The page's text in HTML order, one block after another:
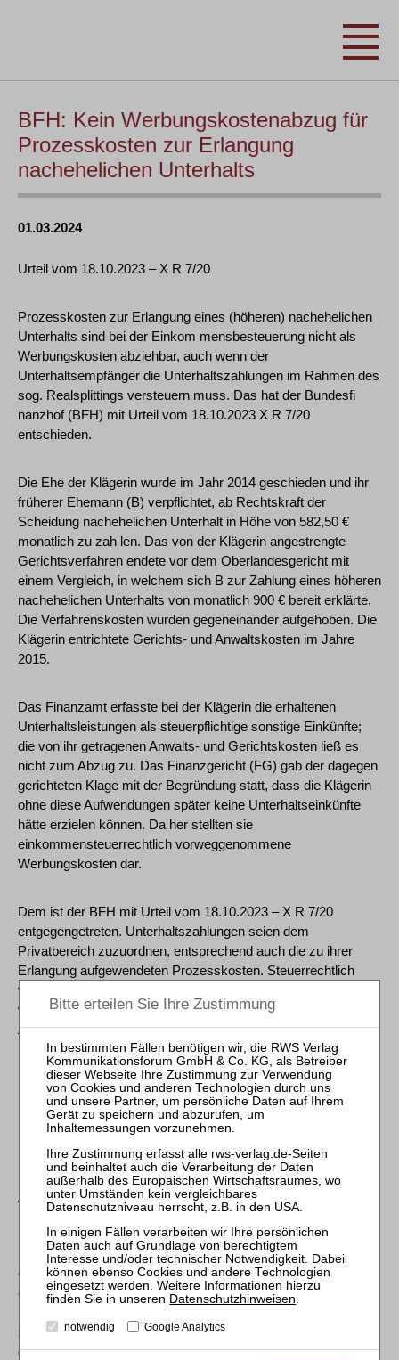
BFH: Kein Werbungskostenabzug für
Prozesskosten zur Erlangung
nachehelichen Unterhalts
01.03.2024
Urteil vom 18.10.2023 – X R 7/20
Prozesskosten zur Erlangung eines (höheren) nachehelichen
Unterhalts sind bei der Einkom mensbesteuerung nicht als
Werbungskosten abziehbar, auch wenn der
Unterhaltsempfänger die Unterhaltszahlungen im Rahmen des
sog. Realsplittings versteuern muss. Das hat der Bundesfi
nanzhof (BFH) mit Urteil vom 18.10.2023 X R 7/20
entschieden.
Die Ehe der Klägerin wurde im Jahr 2014 geschieden und ihr
früherer Ehemann (B) verpflichtet, ab Rechtskraft der
Scheidung nachehelichen Unterhalt in Höhe von 582,50 €
monatlich zu zah len. Das von der Klägerin angestrengte
Gerichtsverfahren endete vor dem Oberlandesgericht mit
einem Vergleich, in welchem sich B zur Zahlung eines höheren
nachehelichen Unterhalts von monatlich 900 € bereit erklärte.
Die Verfahrenskosten wurden gegeneinander aufgehoben. Die
Klägerin entrichtete Gerichts- und Anwaltskosten im Jahre
2015.
Das Finanzamt erfasste bei der Klägerin die erhaltenen
Unterhaltsleistungen als steuerpflichtige sonstige Einkünfte;
die von ihr getragenen Anwalts- und Gerichtskosten ließ es
nicht zum Abzug zu. Das Finanzgericht (FG) gab der dagegen
gerichteten Klage mit der Begründung statt, dass die Klägerin
ohne diese Aufwendungen später keine Unterhaltseinkünfte
hätte erzielen können. Da her stellten sie
einkommensteuerrechtlich vorweggenommene
Werbungskosten dar.
Dem ist der BFH mit Urteil vom 18.10.2023 – X R 7/20
entgegengetreten. Unterhaltszahlungen seien dem
Privatbereich zuzuordnen, entsprechend auch die zu ihrer
Erlangung aufgewendeten Prozesskosten. Steuerrechtlich
würden die Unterhaltszahlungen nur und erst dann relevant,
wenn der Geber mit Zustimmung des Empfängers einen
Antrag auf Sonderausgabenabzug stelle (sog. Realsplitting).
Der Antrag überführe die privaten Unterhaltszahlungen
rechtsgestaltend in den steuerrechtlich relevanten Bereich. Die
Umqualifizierung zu Sonderausgaben beim Geber und –
korrespondierend– steuerbaren Einkünften beim Empfänger
markiere die zeitliche Grenze für das Vorliegen abzugsfähiger
Erwerbsaufwendungen. Zuvor verursachte Aufwendungen des
Unterhaltsempfängers –im Streitfall in Form von
Prozesskosten zur Erlangung von Unterhalt könnten keine
Werbungskosten darstellen.
Der BFH hat dennoch über die Klage nicht abschließend
entschieden, sondern die Sache an die Vorinstanz zur
erneuten Entscheidung zurückverwiesen. Denn das FG habe
streitbetroffenen Prozesskosten gegebenenfalls als außer
gewöhnliche Belastungen berücksichtigt werden könnten.
Datenschutzhinweisen.
notwendig Google Analytics